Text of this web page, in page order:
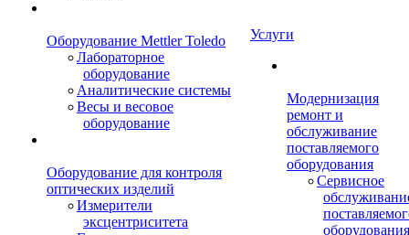
Оборудование Mettler Toledo
Лабораторное
оборудование
Аналитические системы
Весы и весовое
оборудование
Оборудование для контроля
оптических изделий
Измерители
эксцентриситета
Услуги
Модернизация
ремонт и
обслуживание
поставляемого
оборудования
Сервисное
оборудования